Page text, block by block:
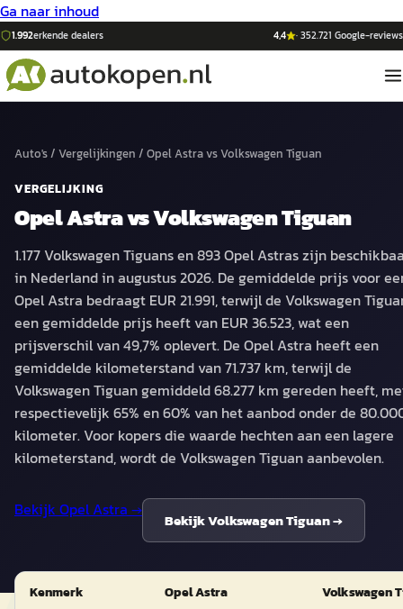
Ga naar inhoud
1.992erkende dealers 4,4 ·352.721 Google-reviews
Auto's/ Vergelijkingen / Opel AstravsVolkswagen Tiguan
VERGELIJKING
Opel AstravsVolkswagen Tiguan
1.177 Volkswagen Tiguans en 893 Opel Astras zijn
in Nederland in augustus 2026. De gemiddelde prijs voor
Opel Astra bedraagt EUR 21.991, terwijl de Volkswagen
een gemiddelde prijs heeft van EUR 36.523, wat een
prijsverschil van 49,7% oplevert. De Opel Astra heeft een
gemiddelde kilometerstand van 71.737 km, terwijl de
Volkswagen Tiguan gemiddeld 68.277 km gereden heeft,
respectievelijk 65% en 60% van het aanbod onder de
kilometer. Voor kopers die waarde hechten aan een lagere
kilometerstand, wordt de Volkswagen Tiguan aanbevolen.
Bekijk Opel Astra →
BekijkVolkswagen Tiguan→
Kenmerk Opel Astra Volkswagen